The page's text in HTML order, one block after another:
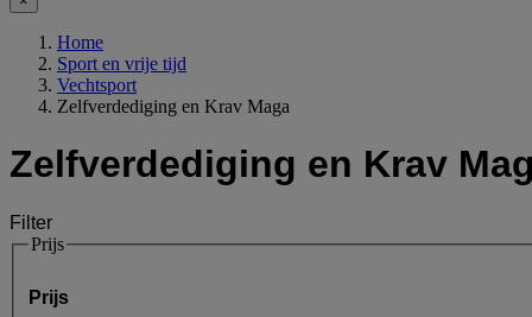
Home
Sport en vrije tijd
Vechtsport
Zelfverdediging en Krav Maga
Zelfverdediging en Krav
Filter
Prijs
Prijs